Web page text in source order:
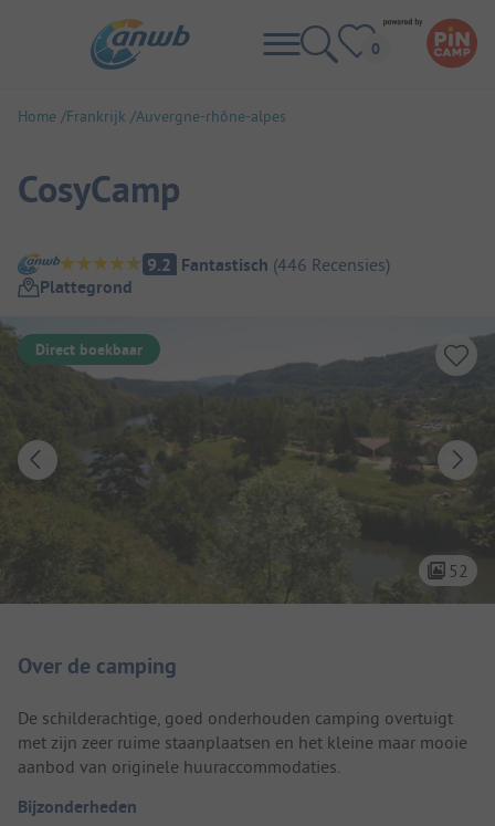
Home Frankrijk Auvergne-rhône-alpes
CosyCamp
Camping overzicht
9.2 Fantastisch (446 Recensies)
Plattegrond
Direct boekbaar
52
Over de camping
De schilderachtige, goed onderhouden camping overtuigt
met zijn zeer ruime staanplaatsen en het kleine maar mooie
aanbod van originele huuraccommodaties.
Bijzonderheden